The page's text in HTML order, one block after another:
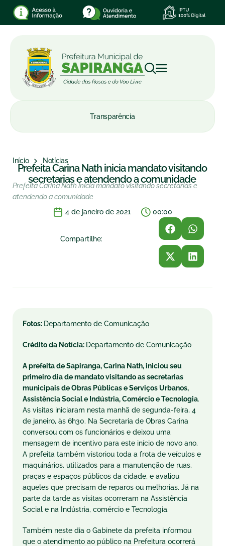
Transparência
Início Notícias
Prefeita Carina Nath inicia mandato visitando
secretarias e atendendo a comunidade
Prefeita Carina Nath inicia mandato visitando secretarias e
atendendo a comunidade
4 de janeiro de 2021
00:00
Compartilhe:
Fotos: Departamento de Comunicação
Crédito da Notícia: Departamento de Comunicação
A prefeita de Sapiranga, Carina Nath, iniciou seu
primeiro dia de mandato visitando as secretarias
municipais de Obras Públicas e Serviços Urbanos,
Assistência Social e Indústria, Comércio e Tecnologia.
As visitas iniciaram nesta manhã de segunda-feira, 4
de janeiro, às 6h30. Na Secretaria de Obras Carina
conversou com os funcionários e deixou uma
mensagem de incentivo para este início de novo ano.
A prefeita também vistoriou toda a frota de veículos e
maquinários, utilizados para a manutenção de ruas,
praças e espaços públicos da cidade, e avaliou
aqueles que precisam de reparos ou melhorias. Já na
parte da tarde as visitas ocorreram na Assistência
Social e na Indústria, comércio e Tecnologia.
Também neste dia o Gabinete da prefeita informou
que o atendimento ao público na Prefeitura ocorrerá